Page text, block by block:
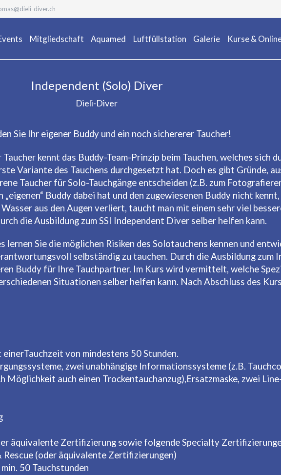
diver.ch
Mitgliedschaft Aquamed Luftfüllstation Galerie Kurse &
Restposten &
Independent (Solo) Diver
Dieli-Diver
Sie Ihr eigener Buddy und ein noch sichererer Taucher!
Taucher kennt das Buddy-Team-Prinzip beim Tauchen, welches sich
Variante des Tauchens durchgesetzt hat. Doch es gibt Gründe,
Taucher für Solo-Tauchgänge entscheiden (z.B. zum
„eigenen“ Buddy dabei hat und den zugewiesenen Buddy nicht
aus den Augen verliert, taucht man mit einem sehr viel
die Ausbildung zum SSI Independent Diver selber helfen kann.
lernen Sie die möglichen Risiken des Solotauchens kennen und
selbständig zu tauchen. Durch die Ausbildung zum
Buddy für Ihre Tauchpartner. Im Kurs wird vermittelt, welche
Situationen selber helfen kann. Nach Abschluss des
von mindestens 50 Stunden.
zwei unabhängige Informationssysteme (z.B.
auch einen Trockentauchanzug),Ersatzmaske, zwei
äquivalente Zertifizierung sowie folgende Specialty
(oder äquivalente Zertifizierungen)
50 Tauchstunden